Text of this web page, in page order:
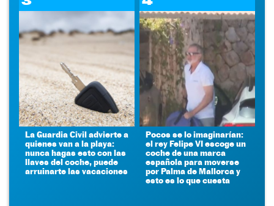
La Guardia Civil advierte a
quienes van a la playa:
nunca hagas esto con las
llaves del coche, puede
arruinarte las vacaciones
Pocos se lo imaginarían:
el rey Felipe VI escoge un
coche de una marca
española para moverse
por Palma de Mallorca y
esto es lo que cuesta